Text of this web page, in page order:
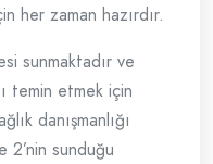
her zaman hazırdır.
sunmaktadır ve
temin etmek için
danışmanlığı
2’nin sunduğu